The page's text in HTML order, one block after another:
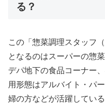
る？
この「惣菜調理スタッフ
となるのはスーパーの惣
デパ地下の食品コーナー
用形態はアルバイト・パ
婦の方などが活躍してい